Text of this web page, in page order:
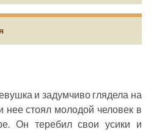
и задумчиво глядела на
нее стоял молодой человек в
Он теребил свои усики и